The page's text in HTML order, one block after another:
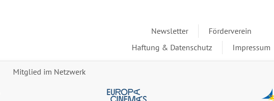
Newsletter
Förderverein
Haftung & Datenschutz
Impressum
Mitglied im Netzwerk